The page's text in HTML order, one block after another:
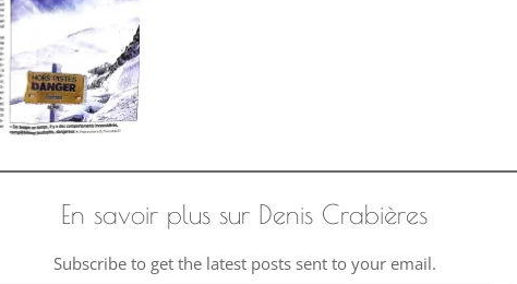
En savoir plus sur Denis Crabières
Subscribe to get the latest posts sent to your email.